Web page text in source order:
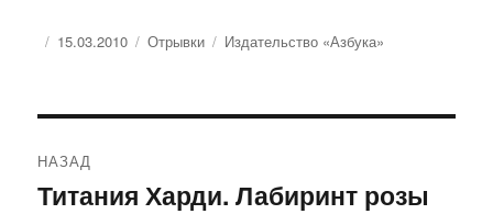
Опубликовано
15.03.2010 Рубрики
Отрывки Метки
Издательство «Азбука»
по
НАЗАД
Предыдущая
Титания Харди. Лабиринт розы